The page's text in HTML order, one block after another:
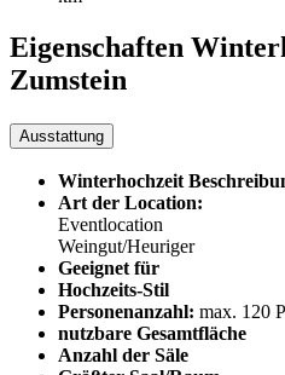
Eigenschaften
Zumstein
Ausstattung
Winterhochzeit
Art der Location:
Eventlocation
Weingut/Heuriger
Geeignet für
Hochzeits-Stil
Personenanzahl: max. 120
nutzbare Gesamtfläche
Anzahl der Säle